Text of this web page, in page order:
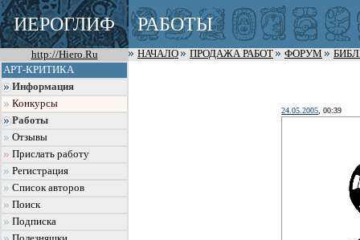
ИЕРОГЛИФ РАБОТЫ
http://Hiero.Ru НАЧАЛО ПРОДАЖА РАБОТ ФОРУМ
АРТ-КРИТИКА
Информация
Конкурсы
Работы
Отзывы
Прислать работу
Регистрация
Список авторов
Поиск
Подписка
24.05.2005 , 00:39